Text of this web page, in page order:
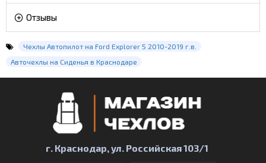
Отзывы
Чехлы Автопилот на Ford Explorer 5 2010-2019 г.в.
Авточехлы на Сиденья в Краснодаре
г. Краснодар, ул. Российская 103/1